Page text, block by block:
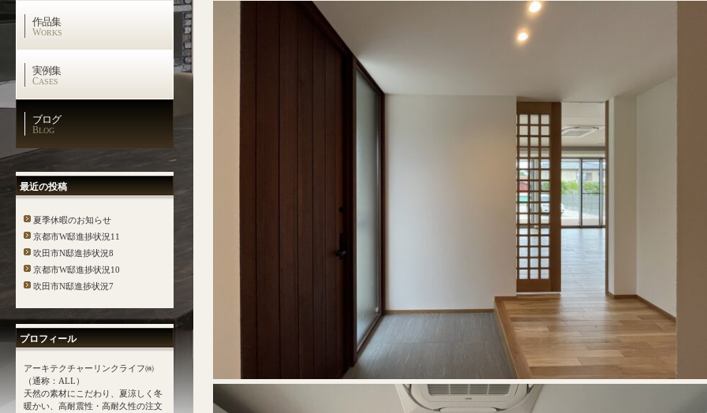
作品集
WORKS
実例集
CASES
ブログ
BLOG
最近の投稿
夏季休暇のお知らせ
京都市W邸進捗状況11
吹田市N邸進捗状況8
京都市W邸進捗状況10
吹田市N邸進捗状況7
プロフィール
アーキテクチャーリンクライフ㈱
（通称：ALL）
天然の素材にこだわり、夏涼しく冬
暖かい、高耐震性・高耐久性の注文